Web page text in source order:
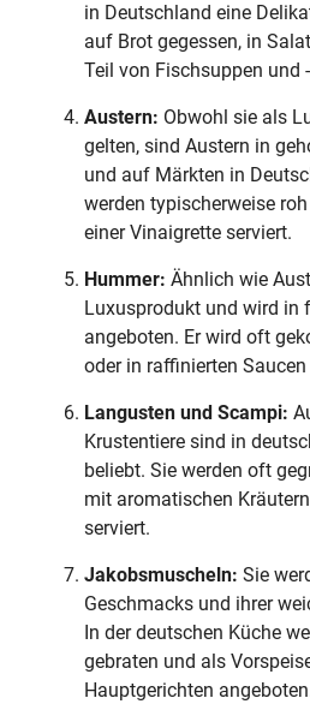
in Deutschland eine
auf Brot gegessen, in
Teil von Fischsuppen und
Austern: Obwohl sie als
gelten, sind Austern in
und auf Märkten in
werden typischerweise
einer Vinaigrette serviert.
Hummer: Ähnlich wie
Luxusprodukt und wird in
angeboten. Er wird oft
oder in raffinierten Saucen
Langusten und Scampi:
Krustentiere sind in
beliebt. Sie werden oft
mit aromatischen
serviert.
Jakobsmuscheln: Sie
Geschmacks und ihrer
In der deutschen Küche
gebraten und als
Hauptgerichten